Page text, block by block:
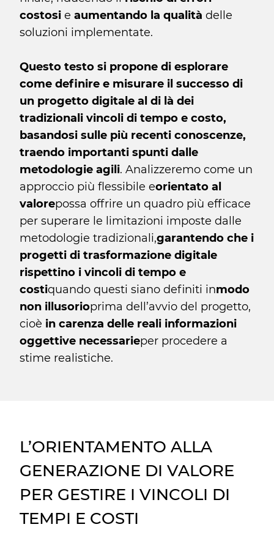
costosi e aumentando la qualità delle
soluzioni implementate.
Questo testo si propone di esplorare
come definire e misurare il successo di
un progetto digitale al di là dei
tradizionali vincoli di tempo e costo,
basandosi sulle più recenti conoscenze,
traendo importanti spunti dalle
metodologie agili. Analizzeremo come un
approccio più flessibile eorientato al
valorepossa offrire un quadro più efficace
per superare le limitazioni imposte dalle
metodologie tradizionali,garantendo che i
progetti di trasformazione digitale
rispettino i vincoli di tempo e
costiquando questi siano definiti inmodo
non illusorioprima dell’avvio del progetto,
cioè in carenza delle reali informazioni
oggettive necessarieper procedere a
stime realistiche.
L’ORIENTAMENTO ALLA
GENERAZIONE DI VALORE
PER GESTIRE I VINCOLI DI
TEMPI E COSTI